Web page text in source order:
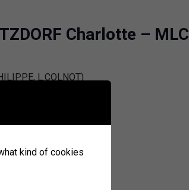
Charlotte – MLC
kind of cookies